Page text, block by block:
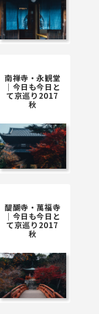
南禅寺・永観堂
｜今日も今日と
て京巡り2017
秋
醍醐寺・萬福寺
｜今日も今日と
て京巡り2017
秋